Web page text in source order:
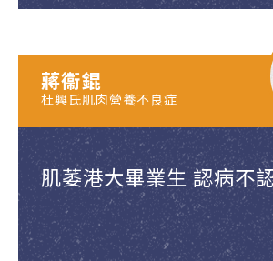
肌萎港大畢業生 認病不
蔣衞錕
杜興氏肌肉營養不良症